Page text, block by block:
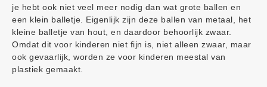
je hebt ook niet veel meer nodig dan wat grote ballen en
een klein balletje. Eigenlijk zijn deze ballen van metaal, het
kleine balletje van hout, en daardoor behoorlijk zwaar.
Omdat dit voor kinderen niet fijn is, niet alleen zwaar, maar
ook gevaarlijk, worden ze voor kinderen meestal van
plastiek gemaakt.